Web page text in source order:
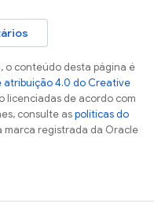
o conteúdo desta página é
atribuição 4.0 do Creative
licenciadas de acordo com
consulte aspolíticas do
marca registrada da Oracle